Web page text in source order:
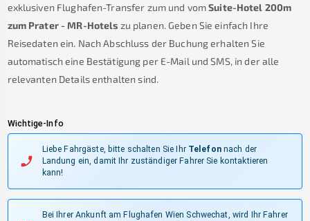
exklusiven Flughafen-Transfer zum und vomSuite-Hotel 200m
zum Prater - MR-Hotels zu planen. Geben Sie einfach Ihre
Reisedaten ein. Nach Abschluss der Buchung erhalten Sie
automatisch eine Bestätigung per E-Mail und SMS, in der alle
relevanten Details enthalten sind.
Wichtige-Info
Liebe Fahrgäste, bitte schalten Sie Ihr Telefonnach der
Landung ein, damit Ihr zuständiger Fahrer Sie kontaktieren
kann!
Bei Ihrer Ankunft am Flughafen Wien Schwechat, wird Ihr Fahrer